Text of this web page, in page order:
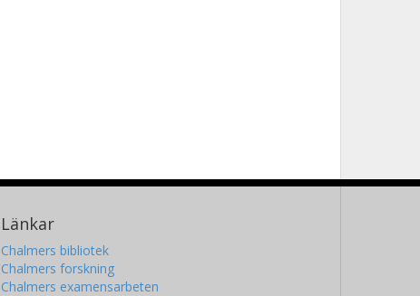
Länkar
Chalmers bibliotek
Chalmers forskning
Chalmers examensarbeten